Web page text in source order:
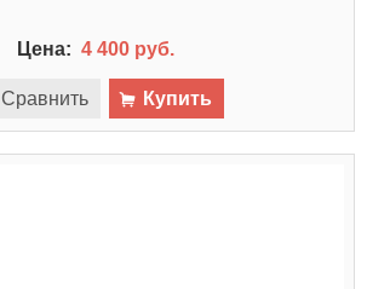
Цена: 4 400 руб.
Сравнить Купить